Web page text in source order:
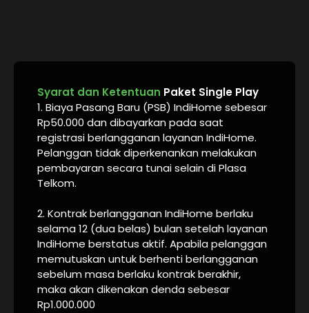
Syarat dan Ketentuan Paket Single Play
1. Biaya Pasang Baru (PSB) IndiHome sebesar
Rp50.000 dan dibayarkan pada saat
registrasi berlangganan layanan IndiHome.
Pelanggan tidak diperkenankan melakukan
pembayaran secara tunai selain di Plasa
Telkom.
2. Kontrak berlangganan IndiHome berlaku
selama 12 (dua belas) bulan setelah layanan
IndiHome berstatus aktif. Apabila pelanggan
memutuskan untuk berhenti berlangganan
sebelum masa berlaku kontrak berakhir,
maka akan dikenakan denda sebesar
Rp1.000.000